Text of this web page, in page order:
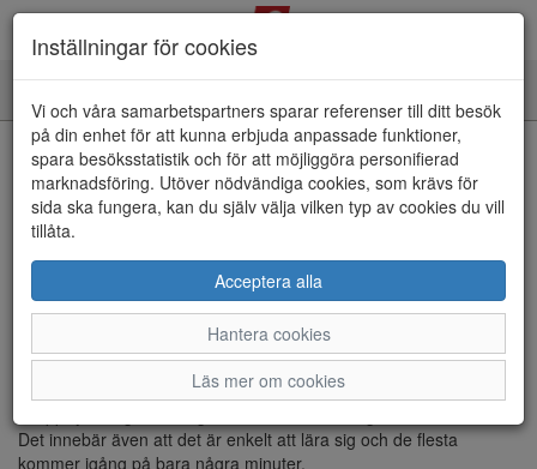
navigation
Kassasystem och butikssystem
Effektivitet och enkelhet i
världsklass
eXcellence Pro Butikär ettkomplett kassasystem och
som har utvecklats med fokus på minimalt antal
Det innebär även att det är enkelt att lära sig och de flesta
kommer igång på bara några minuter.
Inställningar för cookies
Vi och våra samarbetspartners sparar referenser till ditt besök
på din enhet för att kunna erbjuda anpassade funktioner,
spara besöksstatistik och för att möjliggöra personifierad
marknadsföring. Utöver nödvändiga cookies, som krävs för
sida ska fungera, kan du själv välja vilken typ av cookies du vill
tillåta.
Acceptera alla
Hantera cookies
Läs mer om cookies